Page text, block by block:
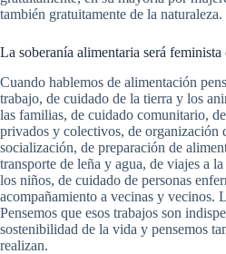
también gratuitamente de la naturaleza.
La soberanía alimentaria será feminista
Cuando hablemos de alimentación
trabajo, de cuidado de la tierra y los
las familias, de cuidado comunitario,
privados y colectivos, de organización
socialización, de preparación de
transporte de leña y agua, de viajes a
los niños, de cuidado de personas
acompañamiento a vecinas y vecinos.
Pensemos que esos trabajos son
sostenibilidad de la vida y pensemos
realizan.